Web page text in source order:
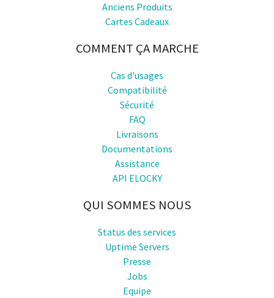
Anciens Produits
Cartes Cadeaux
COMMENT ÇA MARCHE
Cas d'usages
Compatibilité
Sécurité
FAQ
Livraisons
Documentations
Assistance
API ELOCKY
QUI SOMMES NOUS
Status des services
Uptime Servers
Presse
Jobs
Equipe